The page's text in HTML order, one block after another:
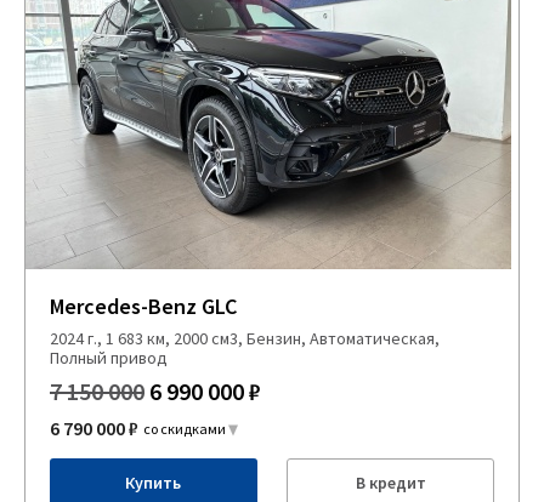
Mercedes-Benz GLC
2024 г., 1 683 км, 2000 см3, Бензин, Автоматическая,
Полный привод
7 150 000 6 990 000 ₽
6 790 000 ₽ со скидками
Купить В кредит